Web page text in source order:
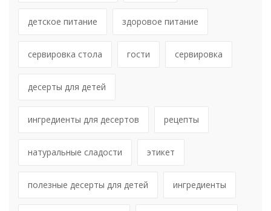
детское питание здоровое питание
сервировка стола гости сервировка
десерты для детей
ингредиенты для десертов рецепты
натуральные сладости этикет
полезные десерты для детей ингредиенты